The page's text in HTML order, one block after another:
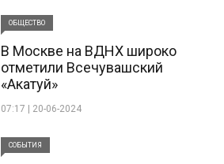
ОБЩЕСТВО
В Москве на ВДНХ широко
отметили Всечувашский
«Акатуй»
07:17 | 20-06-2024
СОБЫТИЯ